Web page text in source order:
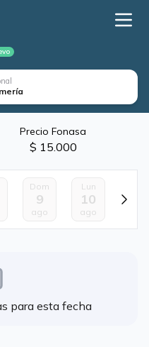
Precio Fonasa
$ 15.000
Dom
9
ago
Lun
10
ago
para esta fecha